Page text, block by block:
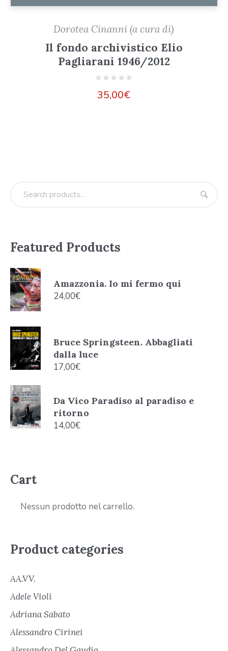
Dorotea Cinanni (a cura di)
Il fondo archivistico Elio
Pagliarani 1946/2012
35,00€
Featured Products
Amazzonia. Io mi fermo qui
24,00€
Bruce Springsteen. Abbagliati
dalla luce
17,00€
Da Vico Paradiso al paradiso e
ritorno
14,00€
Cart
Nessun prodotto nel carrello.
Product categories
AA.VV.
Adele Violi
Adriana Sabato
Alessandro Cirinei